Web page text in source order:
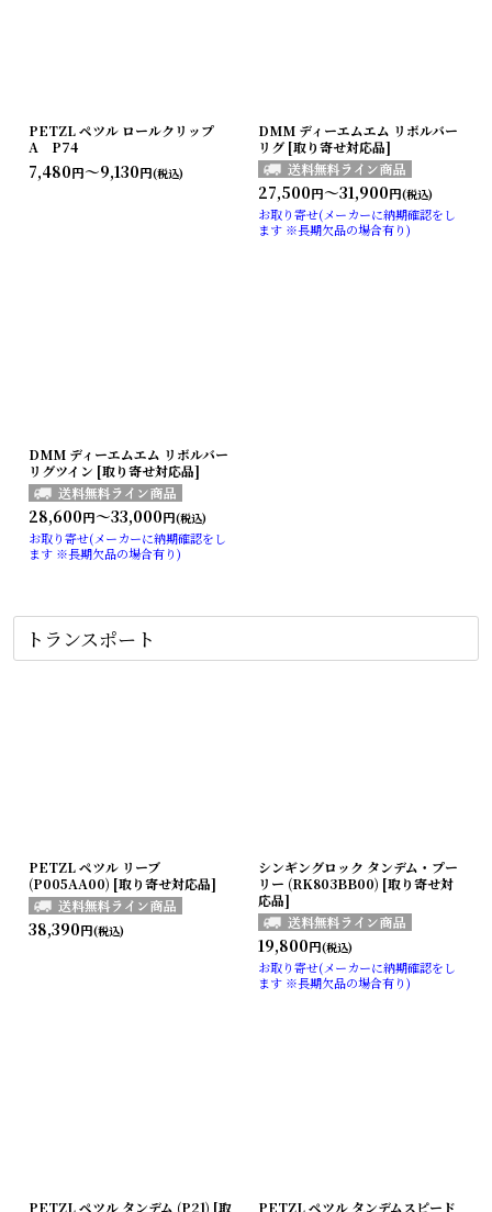
PETZL ペツル ロールクリップ
A P74
7,480円～9,130円(税込)
DMM ディーエムエム リボルバー
リグ [取り寄せ対応品]
27,500円～31,900円(税込)
お取り寄せ(メーカーに納期確認をし
ます ※長期欠品の場合有り)
DMM ディーエムエム リボルバー
リグツイン [取り寄せ対応品]
28,600円～33,000円(税込)
お取り寄せ(メーカーに納期確認をし
ます ※長期欠品の場合有り)
トランスポート
PETZL ペツル リーブ
(P005AA00) [取り寄せ対応品]
38,390円(税込)
シンギングロック タンデム・プー
リー (RK803BB00) [取り寄せ対
応品]
19,800円(税込)
お取り寄せ(メーカーに納期確認をし
ます ※長期欠品の場合有り)
PETZL ペツル タンデム (P21) [取
PETZL ペツル タンデムスピード